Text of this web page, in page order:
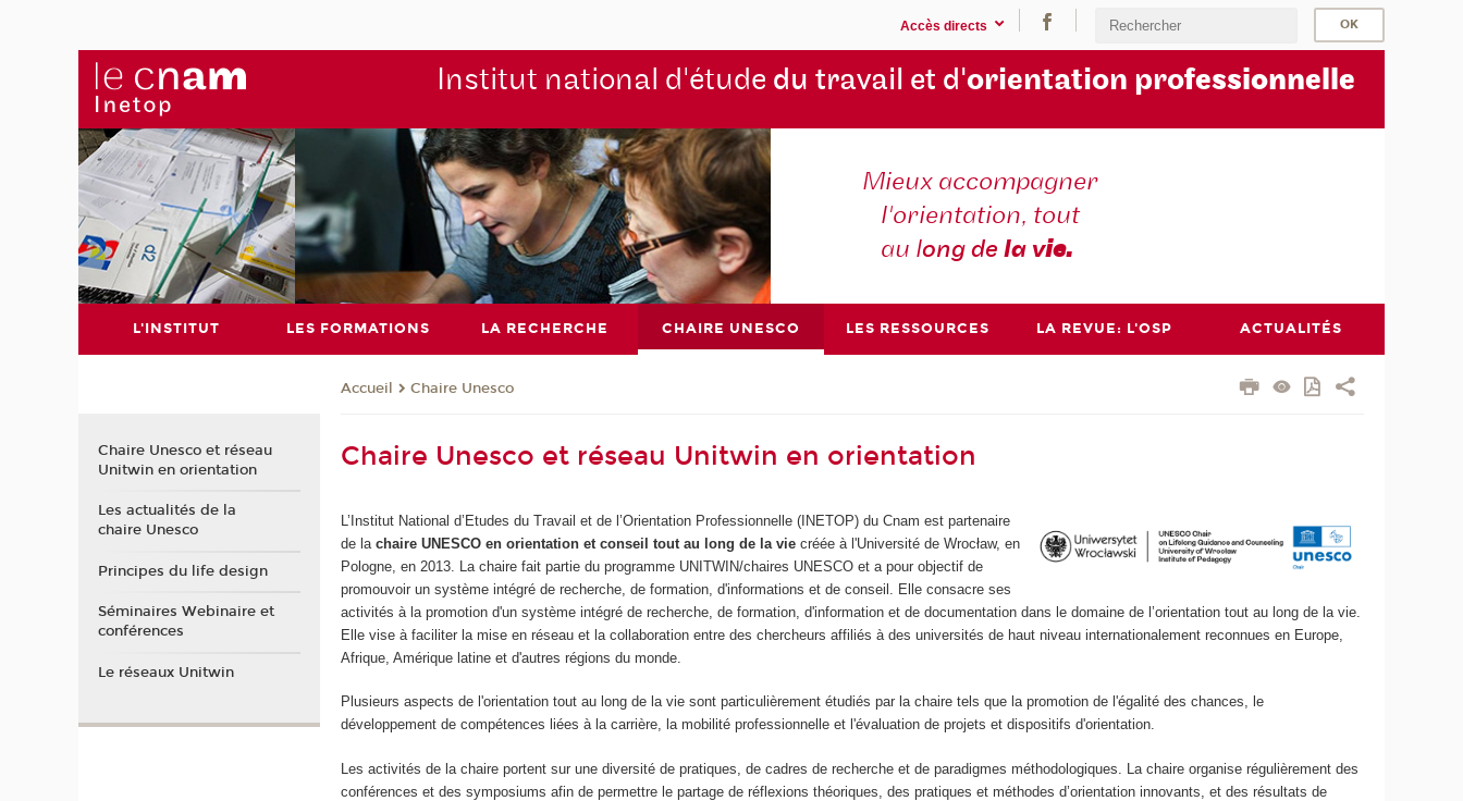
Accès directs
Institut national d'étude du travail et d'orientation professionnelle
Mieux accompagner
l'orientation, tout
au long dela vie.
L'INSTITUT LES FORMATIONS LA RECHERCHE CHAIRE UNESCO LES RESSOURCES LA REVUE: L'OSP ACTUALITÉS
Accueil Chaire Unesco
Chaire Unesco et réseau Unitwin en orientation
L’Institut National d’Etudes du Travail et de l’Orientation Professionnelle (INETOP) du Cnam est partenaire
de lachaire UNESCO en orientation et conseil tout au long de la vie créée à l'Université de Wrocław, en
Pologne, en 2013. La chaire fait partie du programme UNITWIN/chaires UNESCO et a pour objectif de
promouvoir un système intégré de recherche, de formation, d'informations et de conseil. Elle consacre ses
activités à la promotion d'un système intégré de recherche, de formation, d'information et de documentation dans le domaine de l’orientation tout au long de la vie.
Elle vise à faciliter la mise en réseau et la collaboration entre des chercheurs affiliés à des universités de haut niveau internationalement reconnues en Europe,
Afrique, Amérique latine et d'autres régions du monde.
Plusieurs aspects de l'orientation tout au long de la vie sont particulièrement étudiés par la chaire tels que la promotion de l'égalité des chances, le
développement de compétences liées à la carrière, la mobilité professionnelle et l'évaluation de projets et dispositifs d'orientation.
Les activités de la chaire portent sur une diversité de pratiques, de cadres de recherche et de paradigmes méthodologiques. La chaire organise régulièrement des
conférences et des symposiums afin de permettre le partage de réflexions théoriques, des pratiques et méthodes d’orientation innovants, et des résultats de
Chaire Unesco et réseau
Unitwin en orientation
Les actualités de la
chaire Unesco
Principes du life design
Séminaires Webinaire et
conférences
Le réseaux Unitwin